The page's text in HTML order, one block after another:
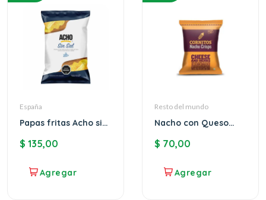
España
Papas fritas Acho sin
$ 135,00
Resto del mundo
Nacho con Queso
$ 70,00